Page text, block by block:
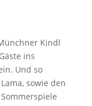
Kindl
ins
Und so
sowie den